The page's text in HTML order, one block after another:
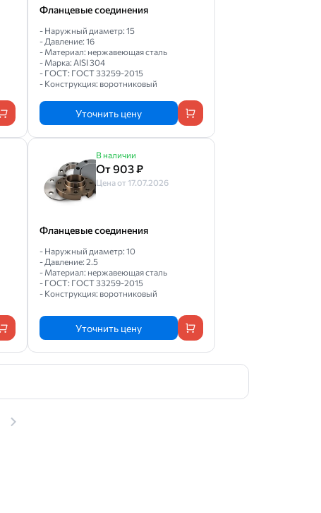
Фланцевые соединения
- Наружный диаметр: 15
- Давление: 16
- Материал: нержавеющая сталь
- Марка: AISI 304
- ГОСТ: ГОСТ 33259-2015
- Конструкция: воротниковый
Уточнить цену
В наличии
От 903 ₽
Цена от 17.07.2026
Фланцевые соединения
- Наружный диаметр: 10
- Давление: 2.5
- Материал: нержавеющая сталь
- ГОСТ: ГОСТ 33259-2015
- Конструкция: воротниковый
Уточнить цену